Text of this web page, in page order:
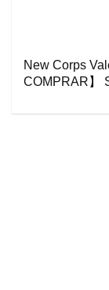
New Corps
COMPRAR】